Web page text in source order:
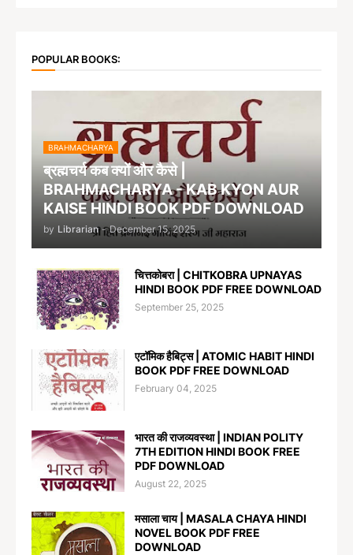
POPULAR BOOKS:
BRAHMACHARYA
ब्रह्मचर्य कब क्यों और कैसे |
BRAHMACHARYA - KAB KYON AUR
KAISE HINDI BOOK PDF DOWNLOAD
by Librarian - December 15, 2025
चित्तकोबरा | CHITKOBRA UPNAYAS
HINDI BOOK PDF FREE DOWNLOAD
September 25, 2025
एटॉमिक हैबिट्स | ATOMIC HABIT HINDI
BOOK PDF FREE DOWNLOAD
February 04, 2025
भारत की राजव्यवस्था | INDIAN POLITY
7TH EDITION HINDI BOOK FREE
PDF DOWNLOAD
August 22, 2025
मसाला चाय | MASALA CHAYA HINDI
NOVEL BOOK PDF FREE
DOWNLOAD